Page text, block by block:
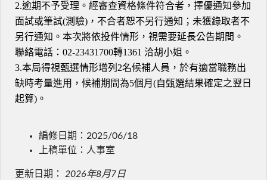
2.逾期不予受理。經審查資格條件符合者，擇優通知參加
面試或筆試(測驗)，不合者恕不另行通知；未獲錄取者不
另行通知。本次將依投件情形，視需要延長公告期間。
聯絡電話：02-23431700轉1361 洽胡小姐。
3.本局得視甄選情形增列2名候補人員，於有適當職務出
缺時考量進用，候補期間為5個月(自甄選結果確定之翌日
起算)。
編修日期：2025/06/18
上稿單位：人事室
更新日期： 2026年8月7日